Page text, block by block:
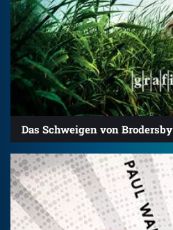
Das Schweigen von Brodersby